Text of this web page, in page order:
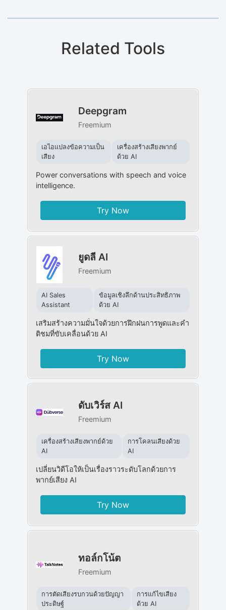
Related Tools
Deepgram
Freemium
เอไอแปลงข้อความเป็น
เสียง
เครื่องสร้างเสียงพากย์
ด้วย AI
Power conversations with speech and voice
intelligence.
Try Now
ยูดลี AI
Freemium
AI Sales
Assistant
ข้อมูลเชิงลึกด้านประสิทธิภาพ
ด้วย AI
เสริมสร้างความมั่นใจด้วยการฝึกฝนการพูดและคำ
ติชมที่ขับเคลื่อนด้วย AI
Try Now
ดับเวิร์ส AI
Freemium
เครื่องสร้างเสียงพากย์ด้วย
AI
การโคลนเสียงด้วย
AI
เปลี่ยนวิดีโอให้เป็นเรื่องราวระดับโลกด้วยการ
พากย์เสียง AI
Try Now
ทอล์กโน้ต
Freemium
การตัดเสียงรบกวนด้วยปัญญา
ประดิษฐ์
การแก้ไขเสียง
ด้วย AI